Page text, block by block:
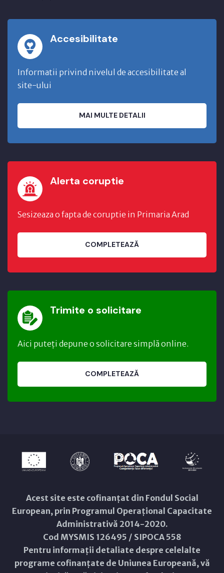
Accesibilitate
Informatii privind nivelul de accesibilitate al
site-ului
MAI MULTE DETALII
Alerta coruptie
Sesizeaza o fapta de coruptie in Primaria Arad
COMPLETEAZĂ
Trimite o solicitare
Aici puteți depune o solicitare simplă online.
COMPLETEAZĂ
Acest site este cofinanțat din Fondul Social
European, prin Programul Operațional Capacitate
Administrativă 2014-2020.
Cod MYSMIS 126495 / SIPOCA 558
Pentru informații detaliate despre celelalte
programe cofinanțate de Uniunea Europeană, vă